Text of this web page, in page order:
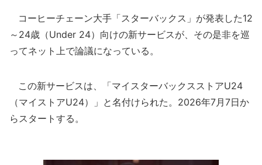
コーヒーチェーン大手「スターバックス」が発表した12
～24歳（Under 24）向けの新サービスが、その是非を巡
ってネット上で論議になっている。
この新サービスは、「マイスターバックスストアU24
（マイストアU24）」と名付けられた。2026年7月7日か
らスタートする。